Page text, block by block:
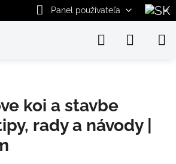
Panel používateľa
koi a stavbe
rady a návody |